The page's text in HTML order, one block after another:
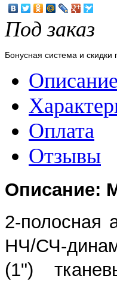
Под заказ
Бонусная система и скидки
Описание
Оплата
Отзывы
Описание:
2-полосная
НЧ/СЧ-
(1")